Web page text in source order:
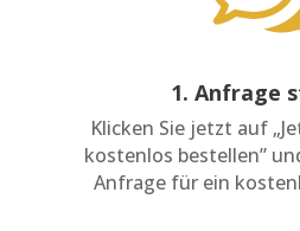
1. Anfrage
Klicken Sie jetzt auf
kostenlos bestellen”
Anfrage für ein